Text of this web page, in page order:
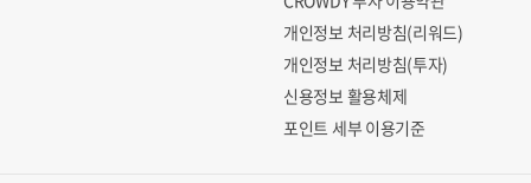
개인정보 처리방침(리워드)
개인정보 처리방침(투자)
신용정보 활용체제
포인트 세부 이용기준